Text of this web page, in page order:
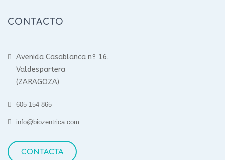
CONTACTO
Avenida Casablanca nº 16.
Valdespartera
(ZARAGOZA)
605 154 865
info@biozentrica.com
CONTACTA